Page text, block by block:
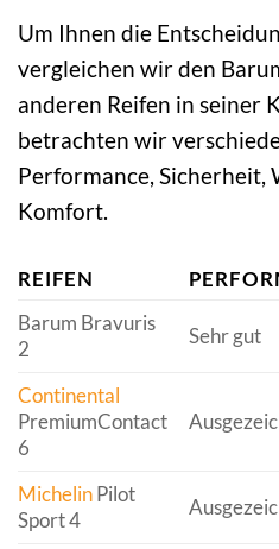
Um Ihnen die
vergleichen wir den
anderen Reifen in seiner
betrachten wir
Performance,
Komfort.
REIFEN
Barum Bravuris
2
Sehr gut
Continental
PremiumContact
6
MichelinPilot
Sport 4